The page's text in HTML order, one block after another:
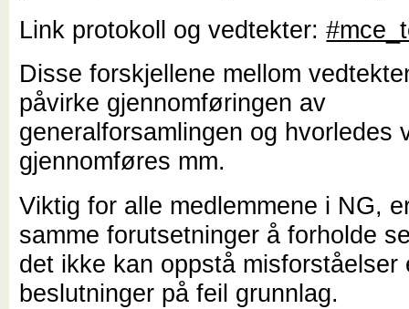
Link protokoll og vedtekter:
Disse forskjellene mellom
påvirke gjennomføringen av
generalforsamlingen og hvorledes
gjennomføres mm.
Viktig for alle medlemmene i NG,
samme forutsetninger å forholde
det ikke kan oppstå misforståelser
beslutninger på feil grunnlag.